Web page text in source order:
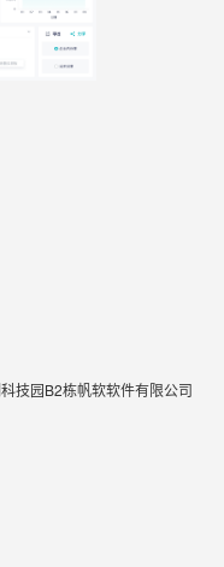
技园B2栋帆软软件有限公司